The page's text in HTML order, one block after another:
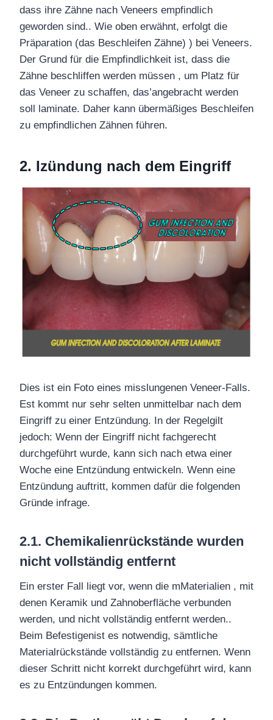
dass ihre Zähne nach Veneers empfindlich
geworden sind.. Wie oben erwähnt, erfolgt die
Präparation (das Beschleifen Zähne) ) bei Veneers.
Der Grund für die Empfindlichkeit ist, dass die
Zähne beschliffen werden müssen , um Platz für
das Veneer zu schaffen, das’angebracht werden
soll laminate. Daher kann übermäßiges Beschleifen
zu empfindlichen Zähnen führen.
2. Izündung nach dem Eingriff
Dies ist ein Foto eines misslungenen Veneer-Falls.
Est kommt nur sehr selten unmittelbar nach dem
Eingriff zu einer Entzündung. In der Regelgilt
jedoch: Wenn der Eingriff nicht fachgerecht
durchgeführt wurde, kann sich nach etwa einer
Woche eine Entzündung entwickeln. Wenn eine
Entzündung auftritt, kommen dafür die folgenden
Gründe infrage.
2.1. Chemikalienrückstände wurden
nicht vollständig entfernt
Ein erster Fall liegt vor, wenn die mMaterialien , mit
denen Keramik und Zahnoberfläche verbunden
werden, und nicht vollständig entfernt werden..
Beim Befestigenist es notwendig, sämtliche
Materialrückstände vollständig zu entfernen. Wenn
dieser Schritt nicht korrekt durchgeführt wird, kann
es zu Entzündungen kommen.